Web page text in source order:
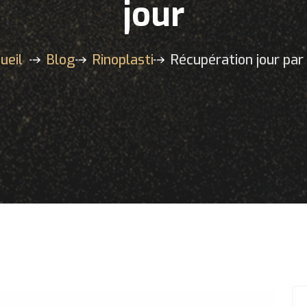
jour
Blog Rinoplasti Récupération jour par